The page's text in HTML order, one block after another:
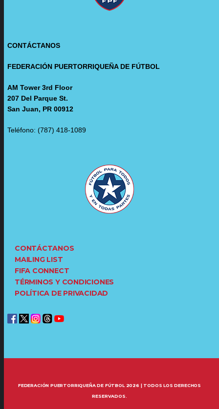
CONTÁCTANOS
FEDERACIÓN PUERTORRIQUEÑA DE FÚTBOL
AM Tower 3rd Floor
207 Del Parque St.
San Juan, PR 00912
Teléfono: (787) 418-1089
CONTÁCTANOS
MAILING LIST
FIFA CONNECT
TÉRMINOS Y CONDICIONES
POLÍTICA DE PRIVACIDAD
FEDERACIÓN PUERTORRIQUEÑA DE FÚTBOL 2026 | TODOS LOS DERECHOS
RESERVADOS.